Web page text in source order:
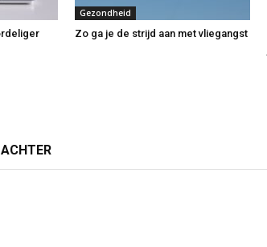
Gezondheid
Zo ga je de strijd aan met vliegangst